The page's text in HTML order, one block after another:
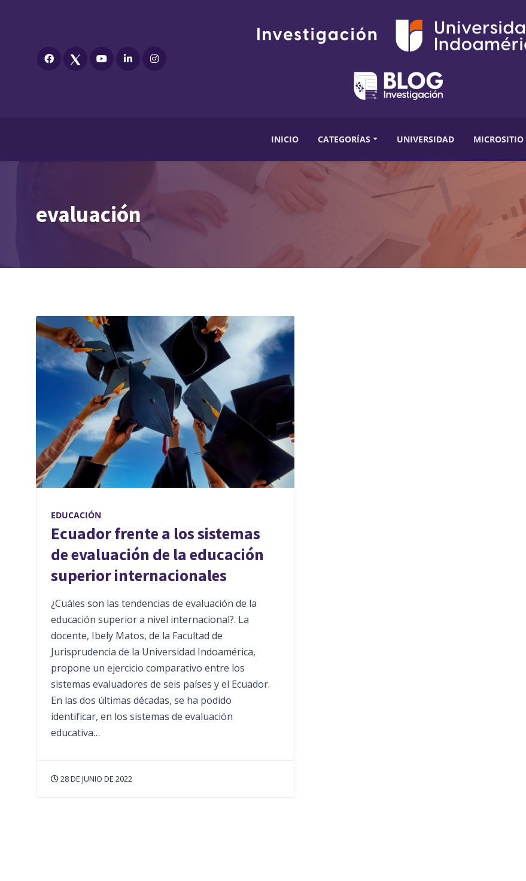
INICIO CATEGORÍAS UNIVERSIDAD MICROSITIO
evaluación
EDUCACIÓN
Ecuador frente a los sistemas
de evaluación de la educación
superior internacionales
¿Cuáles son las tendencias de evaluación de la
educación superior a nivel internacional?. La
docente, Ibely Matos, de la Facultad de
Jurisprudencia de la Universidad Indoamérica,
propone un ejercicio comparativo entre los
sistemas evaluadores de seis países y el Ecuador.
En las dos últimas décadas, se ha podido
identificar, en los sistemas de evaluación
educativa…
28 DE JUNIO DE 2022